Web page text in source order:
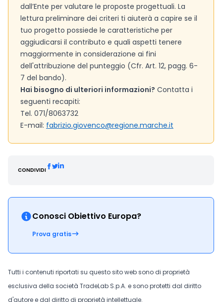
dall’Ente per valutare le proposte progettuali. La
lettura preliminare dei criteri ti aiuterà a capire se il
tuo progetto possiede le caratteristiche per
aggiudicarsi il contributo e quali aspetti tenere
maggiormente in considerazione ai fini
dell'attribuzione del punteggio (Cfr. Art. 12, pagg. 6-
7 del bando).
Hai bisogno di ulteriori informazioni? Contatta i
seguenti recapiti:
Tel. 071/8063732
E-mail: fabrizio.giovenco@regione.marche.it
CONDIVIDI
Conosci Obiettivo Europa?
Prova gratis
Tutti i contenuti riportati su questo sito web sono di proprietà
esclusiva della società TradeLab S.p.A. e sono protetti dal diritto
d'autore e dal diritto di proprietà intellettuale.